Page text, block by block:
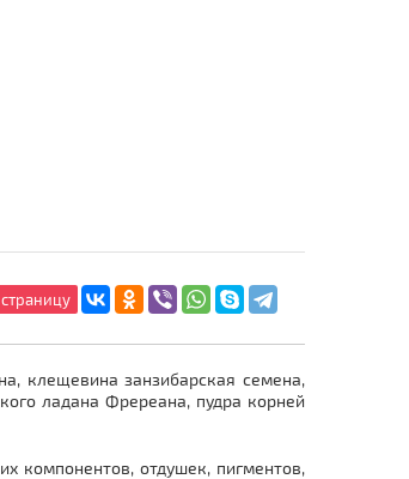
клещевина занзибарская семена,
ладана Фререана, пудра корней
компонентов, отдушек, пигментов,